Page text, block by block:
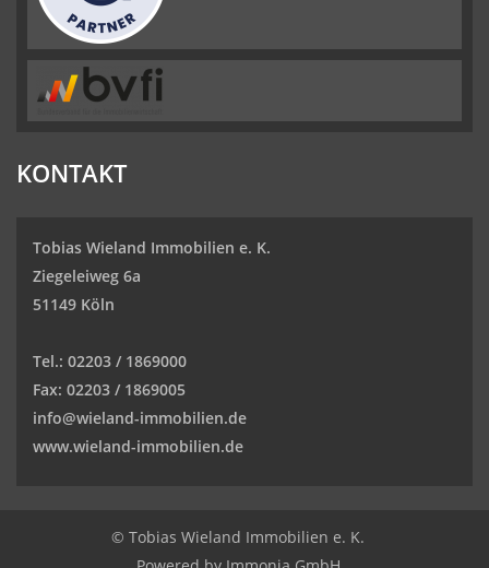
KONTAKT
Tobias Wieland Immobilien e. K.
Ziegeleiweg 6a
51149 Köln
Tel.: 02203 / 1869000
Fax: 02203 / 1869005
info@wieland-immobilien.de
www.wieland-immobilien.de
© Tobias Wieland Immobilien e. K.